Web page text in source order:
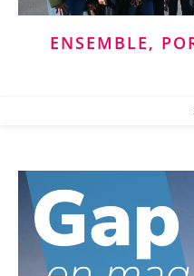
ENSEMBLE,